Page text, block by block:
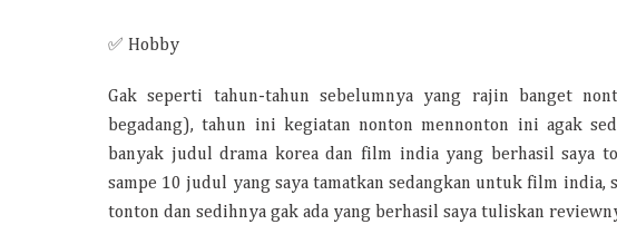
✅ Hobby
Gak seperti tahun-tahun sebelumnya yang rajin banget
begadang), tahun ini kegiatan nonton mennonton ini agak
banyak judul drama korea dan film india yang berhasil saya
sampe 10 judul yang saya tamatkan sedangkan untuk film india,
tonton dan sedihnya gak ada yang berhasil saya tuliskan